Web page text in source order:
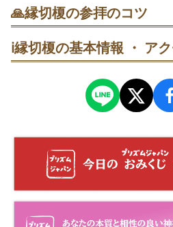
・ 4月頃 例祭｜境内で縁切・良縁
す。開始直後と終了間際は混みや
やすい傾向。開催日は年ごとに
を。
・ 年末 年末参拝｜悪縁切りを願
列が伸びることもあるため、早い
いという声も。
参拝者が増える傾向。混雑を避け
・ 通年 いつでも｜参拝は24時間
の稼働時間（6:00〜21:00）のあ
🙏縁切榎の参拝のコツ
1. 都営三田線・板橋本町駅から徒
ないため、電車やバスで向かう。
控えめに。
2. 鳥居で一礼→本殿参拝→ご神木
（6:00〜21:00）で絵馬購入→記
3. 絵馬を書くスペースは1人分ほ
め、列ができたら譲り合いを。人
内容保護シールを貼る。
ℹ️縁切榎の基本情報 ・ ア